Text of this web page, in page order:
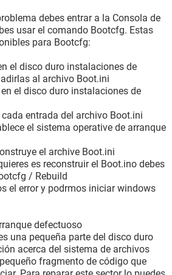
debes entrar a la Consola de
usar el comando Bootcfg. Estas
para Bootcfg:
el disco duro instalaciones de
al archivo Boot.ini
el disco duro instalaciones de
entrada del archivo Boot.ini
el sistema operative de arranque
el archive Boot.ini
es reconstruir el Boot.ino debes
/ Rebuild
el error y podrmos iniciar windows
defectuoso
una pequeña parte del disco duro
acerca del sistema de archivos
fragmento de código que